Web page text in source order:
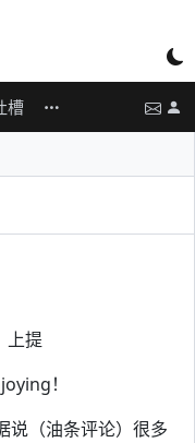
槽
上提
！
说（油条评论）很多